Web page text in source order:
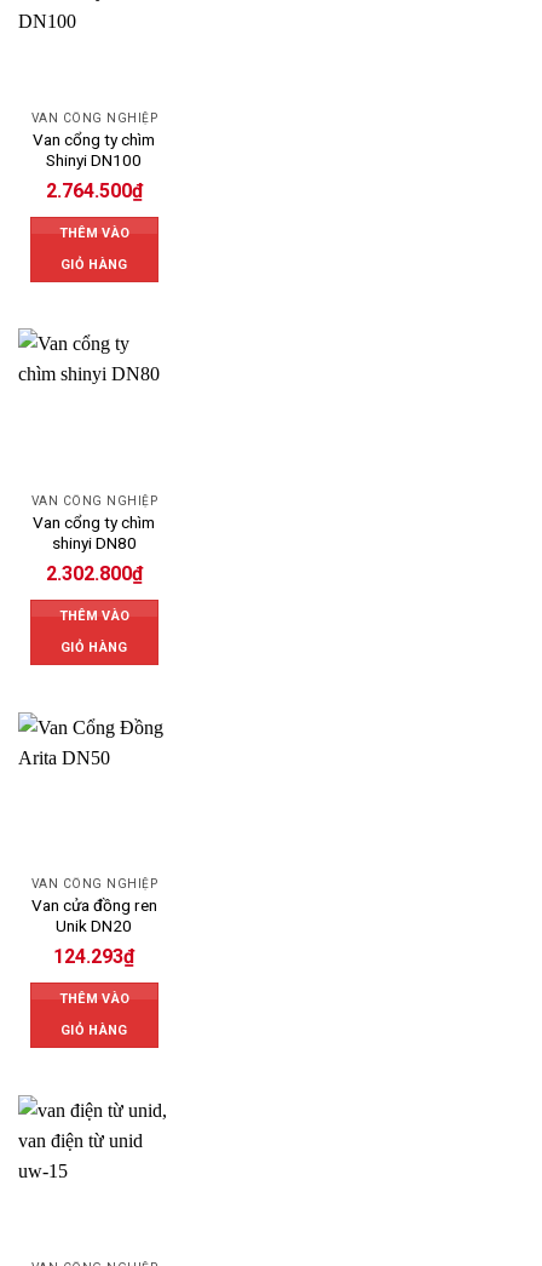
VAN CÔNG NGHIỆP
Van cổng ty chìm
Shinyi DN100
2.764.500₫
THÊM VÀO
GIỎ HÀNG
VAN CÔNG NGHIỆP
Van cổng ty chìm
shinyi DN80
2.302.800₫
THÊM VÀO
GIỎ HÀNG
VAN CÔNG NGHIỆP
Van cửa đồng ren
Unik DN20
124.293₫
THÊM VÀO
GIỎ HÀNG